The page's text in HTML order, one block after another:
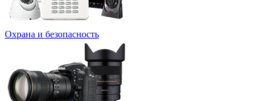
Охрана и безопасность